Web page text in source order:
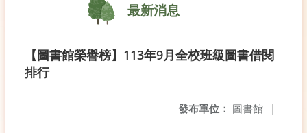
最新消息
【圖書館榮譽榜】113年9月全校班級圖書借閱
排行
發布單位： 圖書館 |